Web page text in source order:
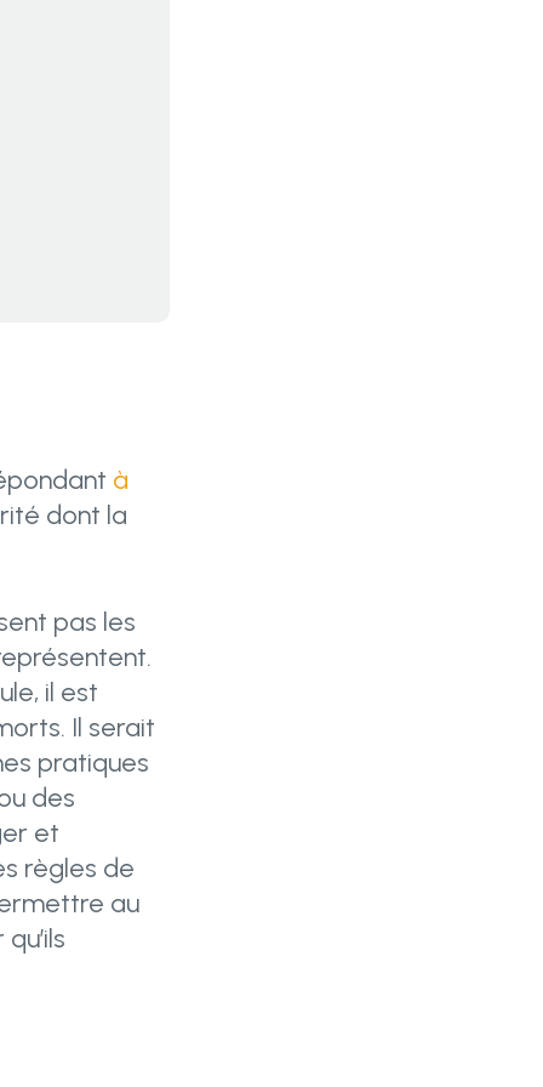
à
dont la
pas les
il est
Il serait
pratiques
des
et
règles de
au